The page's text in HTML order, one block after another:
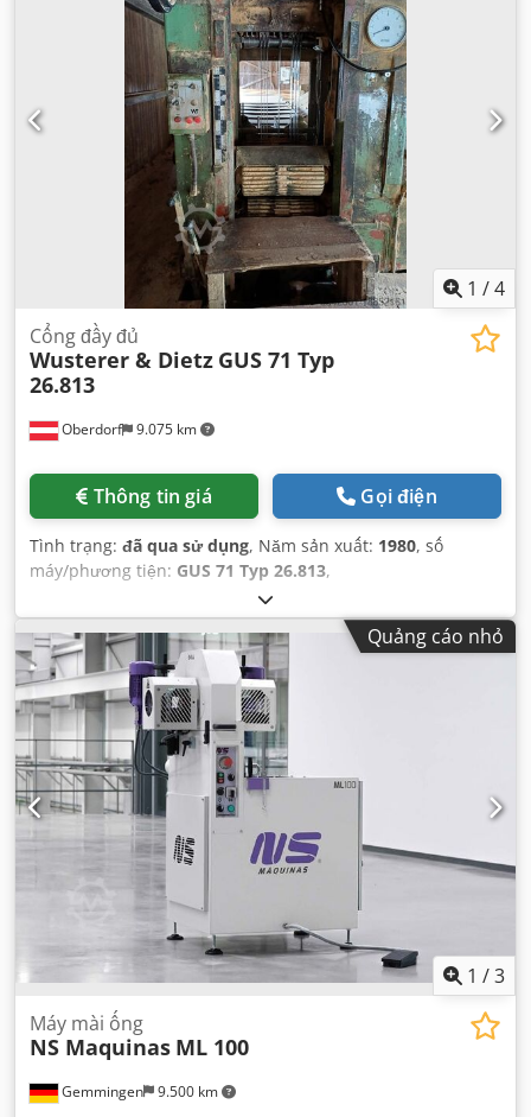
1 /4
Oberdorf 9.075 km
Cổng đầy đủ
Wusterer & Dietz GUS 71 Typ
26.813
Thông tin giá Gọi điện
Tình trạng: đã qua sử dụng, Năm sản xuất: 1980, số
máy/phương tiện: GUS 71 Typ 26.813,
Quảng cáo nhỏ
1 /3
Gemmingen 9.500 km
Máy mài ống
NS Maquinas ML 100